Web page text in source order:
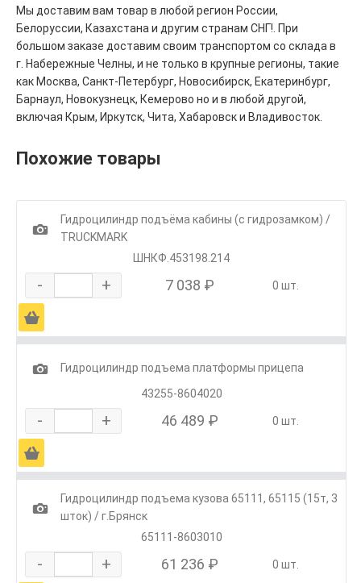
Мы доставим вам товар в любой регион России,
Белоруссии, Казахстана и другим странам СНГ!. При
большом заказе доставим своим транспортом со склада в
г. Набережные Челны, и не только в крупные регионы, такие
как Москва, Санкт-Петербург, Новосибирск, Екатеринбург,
Барнаул, Новокузнецк, Кемерово но и в любой другой,
включая Крым, Иркутск, Чита, Хабаровск и Владивосток.
Похожие товары
1
Гидроцилиндр подъёма кабины (с гидрозамком) /
TRUCKMARK
ШНКФ.453198.214
- + 7 038 ₽ 0 шт.
Ä
1
Гидроцилиндр подъема платформы прицепа
43255-8604020
- + 46 489 ₽ 0 шт.
Ä
1
Гидроцилиндр подъема кузова 65111, 65115 (15т, 3
шток) / г.Брянск
65111-8603010
- + 61 236 ₽ 0 шт.